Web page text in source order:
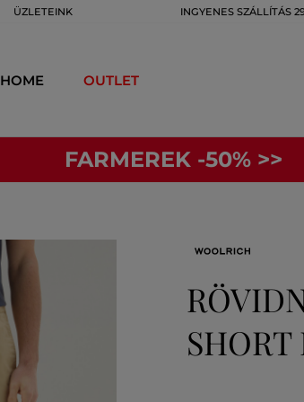
ÜZLETEINK INGYENES SZÁLLÍTÁS
HOME OUTLET
FARMEREK -50% >>
SHORT